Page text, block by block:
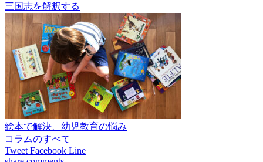
三国志を解釈する
絵本で解決、幼児教育の悩み
コラムのすべて
Tweet Facebook Line